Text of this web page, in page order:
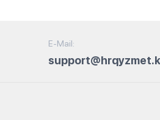
E-Mail: